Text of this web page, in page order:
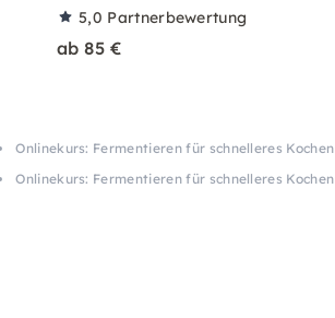
5,0 Partnerbewertung
ab 85 €
Onlinekurs: Fermentieren für schnelleres Kochen
Onlinekurs: Fermentieren für schnelleres Kochen